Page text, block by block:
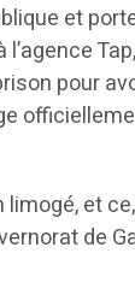
et
pour
et
de